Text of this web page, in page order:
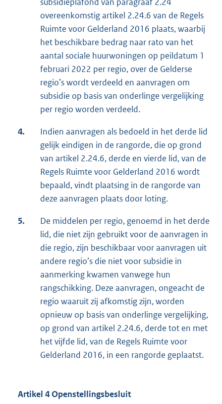
overeenkomstig artikel 2.24.6 van de Regels
Ruimte voor Gelderland 2016 plaats, waarbij
het beschikbare bedrag naar rato van het
aantal sociale huurwoningen op peildatum 1
februari 2022 per regio, over de Gelderse
regio’s wordt verdeeld en aanvragen om
subsidie op basis van onderlinge vergelijking
per regio worden verdeeld.
4.
Indien aanvragen als bedoeld in het derde lid
gelijk eindigen in de rangorde, die op grond
van artikel 2.24.6, derde en vierde lid, van de
Regels Ruimte voor Gelderland 2016 wordt
bepaald, vindt plaatsing in de rangorde van
deze aanvragen plaats door loting.
5.
De middelen per regio, genoemd in het derde
lid, die niet zijn gebruikt voor de aanvragen in
die regio, zijn beschikbaar voor aanvragen uit
andere regio’s die niet voor subsidie in
aanmerking kwamen vanwege hun
rangschikking. Deze aanvragen, ongeacht de
regio waaruit zij afkomstig zijn, worden
opnieuw op basis van onderlinge vergelijking,
op grond van artikel 2.24.6, derde tot en met
het vijfde lid, van de Regels Ruimte voor
Gelderland 2016, in een rangorde geplaatst.
Artikel 4 Openstellingsbesluit